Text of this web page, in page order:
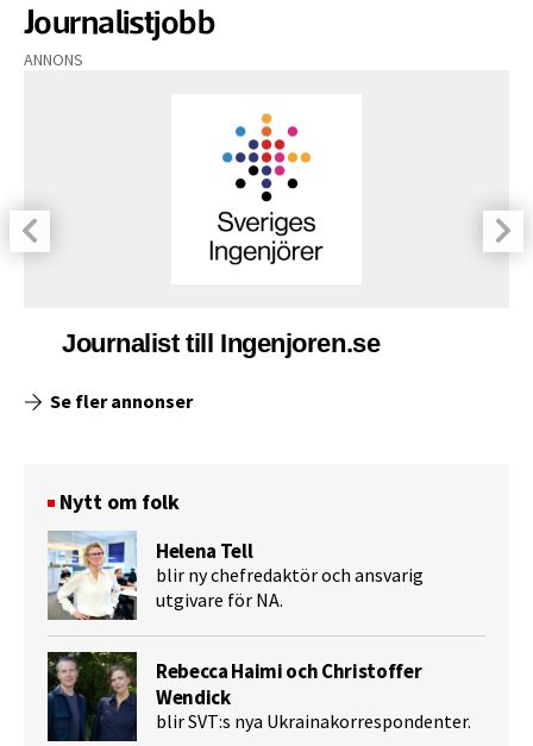
Journalistjobb
ANNONS
Journalist till Ingenjoren.se
Se fler annonser
Nytt om folk
Helena Tell
blir ny chefredaktör och ansvarig
utgivare för NA.
Rebecca Haimi och Christoffer
Wendick
blir SVT:s nya Ukrainakorrespondenter.